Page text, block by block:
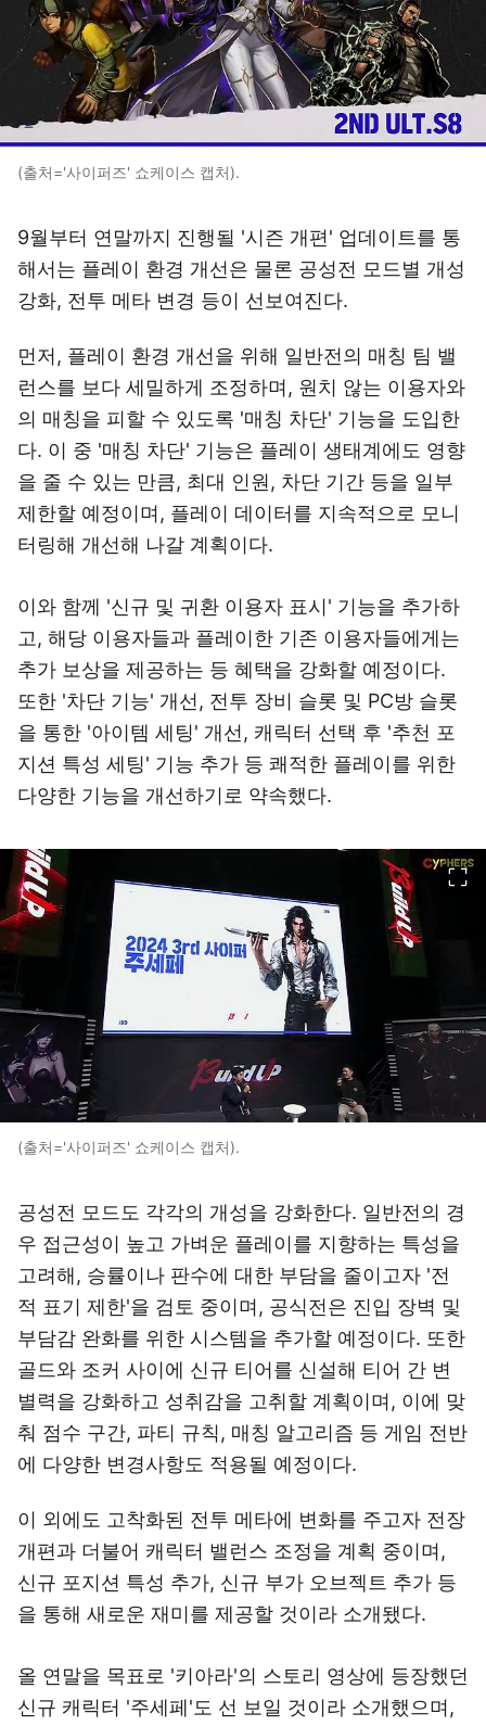
(출처='사이퍼즈' 쇼케이스 캡처).
9월부터 연말까지 진행될 '시즌 개편' 업데이트를 통
해서는 플레이 환경 개선은 물론 공성전 모드별 개성
강화, 전투 메타 변경 등이 선보여진다.
먼저, 플레이 환경 개선을 위해 일반전의 매칭 팀 밸
런스를 보다 세밀하게 조정하며, 원치 않는 이용자와
의 매칭을 피할 수 있도록 '매칭 차단' 기능을 도입한
다. 이 중 '매칭 차단' 기능은 플레이 생태계에도 영향
을 줄 수 있는 만큼, 최대 인원, 차단 기간 등을 일부
제한할 예정이며, 플레이 데이터를 지속적으로 모니
터링해 개선해 나갈 계획이다.
이와 함께 '신규 및 귀환 이용자 표시' 기능을 추가하
고, 해당 이용자들과 플레이한 기존 이용자들에게는
추가 보상을 제공하는 등 혜택을 강화할 예정이다.
또한 '차단 기능' 개선, 전투 장비 슬롯 및 PC방 슬롯
을 통한 '아이템 세팅' 개선, 캐릭터 선택 후 '추천 포
지션 특성 세팅' 기능 추가 등 쾌적한 플레이를 위한
다양한 기능을 개선하기로 약속했다.
(출처='사이퍼즈' 쇼케이스 캡처).
공성전 모드도 각각의 개성을 강화한다. 일반전의 경
우 접근성이 높고 가벼운 플레이를 지향하는 특성을
고려해, 승률이나 판수에 대한 부담을 줄이고자 '전
적 표기 제한'을 검토 중이며, 공식전은 진입 장벽 및
부담감 완화를 위한 시스템을 추가할 예정이다. 또한
골드와 조커 사이에 신규 티어를 신설해 티어 간 변
별력을 강화하고 성취감을 고취할 계획이며, 이에 맞
춰 점수 구간, 파티 규칙, 매칭 알고리즘 등 게임 전반
에 다양한 변경사항도 적용될 예정이다.
이 외에도 고착화된 전투 메타에 변화를 주고자 전장
개편과 더불어 캐릭터 밸런스 조정을 계획 중이며,
신규 포지션 특성 추가, 신규 부가 오브젝트 추가 등
을 통해 새로운 재미를 제공할 것이라 소개됐다.
올 연말을 목표로 '키아라'의 스토리 영상에 등장했던
신규 캐릭터 '주세페'도 선 보일 것이라 소개했으며,